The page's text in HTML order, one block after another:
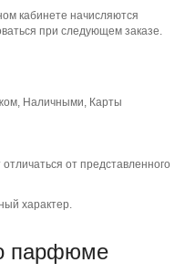
кабинете начисляются
при следующем заказе.
Наличными, Карты
от представленного
характер.
парфюме